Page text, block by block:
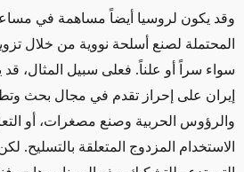
وقد يكون لروسيا أيضاً مساهمة في
المحتملة لصنع أسلحة نووية من خلال
سواء سراً أو علناً. فعلى سبيل المثال،
إيران على إحراز تقدم في مجال بحث
والرؤوس الحربية وصنع مصغرات، أو
الاستخدام المزدوج المتعلقة بالتسليح.